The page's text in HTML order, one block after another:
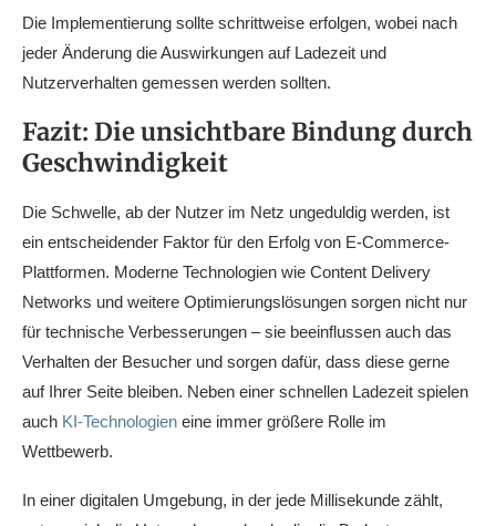
Die Implementierung sollte schrittweise erfolgen, wobei nach
jeder Änderung die Auswirkungen auf Ladezeit und
Nutzerverhalten gemessen werden sollten.
Fazit: Die unsichtbare Bindung durch
Geschwindigkeit
Die Schwelle, ab der Nutzer im Netz ungeduldig werden, ist
ein entscheidender Faktor für den Erfolg von E-Commerce-
Plattformen. Moderne Technologien wie Content Delivery
Networks und weitere Optimierungslösungen sorgen nicht nur
für technische Verbesserungen – sie beeinflussen auch das
Verhalten der Besucher und sorgen dafür, dass diese gerne
auf Ihrer Seite bleiben. Neben einer schnellen Ladezeit spielen
auch KI-Technologien eine immer größere Rolle im
Wettbewerb.
In einer digitalen Umgebung, in der jede Millisekunde zählt,